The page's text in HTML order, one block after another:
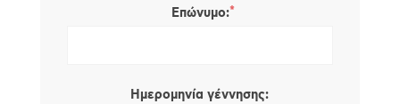
Επώνυμο:*
Ημερομηνία γέννησης: